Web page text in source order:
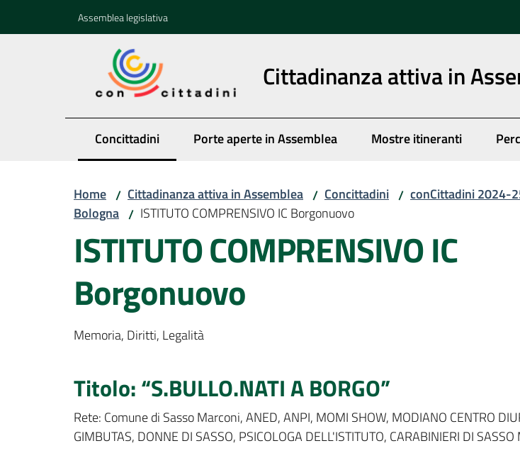
Assemblea legislativa
Cittadinanza attiva in
Concittadini
Menu selezionato Porte aperte in Assemblea Mostre itineranti
Home / Cittadinanza attiva in Assemblea / Concittadini / conCittadini 2024-
Bologna / ISTITUTO COMPRENSIVO IC Borgonuovo
ISTITUTO COMPRENSIVO IC
Borgonuovo
Memoria, Diritti, Legalità
Titolo: “S.BULLO.NATI A BORGO”
Rete: Comune di Sasso Marconi, ANED, ANPI, MOMI SHOW, MODIANO CENTRO
GIMBUTAS, DONNE DI SASSO, PSICOLOGA DELL'ISTITUTO, CARABINIERI DI SASSO